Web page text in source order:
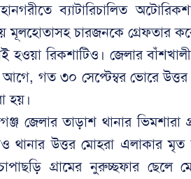
ব্যাটারিচালিত
মূলহোতাসহ চারজনকে গ্রেফতার
হওয়া রিকশাটিও। জেলার
গত ৩০ সেপ্টেম্বর ভোরে
হয়।
জেলার তাড়াশ থানার ভিমশারা
থানার উত্তর মোহরা এলাকার
গ্রামের নুরুচ্ছফার